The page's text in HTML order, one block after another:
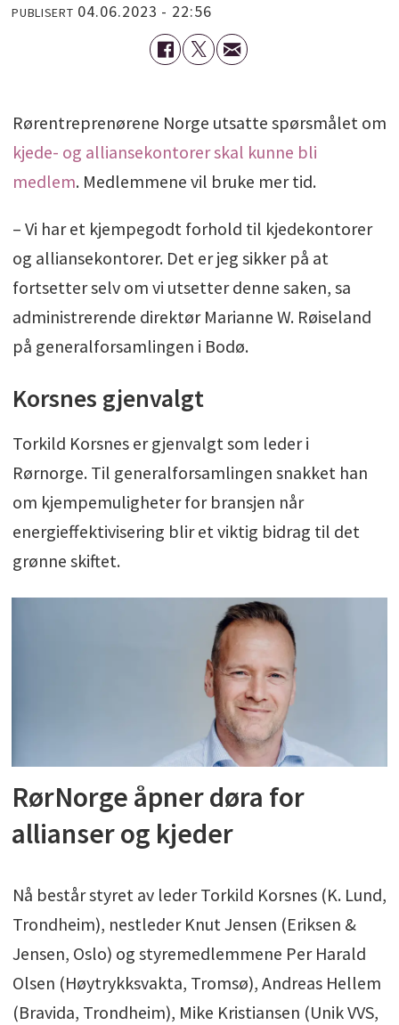
PUBLISERT 04.06.2023 - 22:56
Rørentreprenørene Norge utsatte spørsmålet om
kjede- og alliansekontorer skal kunne bli
medlem. Medlemmene vil bruke mer tid.
– Vi har et kjempegodt forhold til kjedekontorer
og alliansekontorer. Det er jeg sikker på at
fortsetter selv om vi utsetter denne saken, sa
administrerende direktør Marianne W. Røiseland
på generalforsamlingen i Bodø.
Korsnes gjenvalgt
Torkild Korsnes er gjenvalgt som leder i
Rørnorge. Til generalforsamlingen snakket han
om kjempemuligheter for bransjen når
energieffektivisering blir et viktig bidrag til det
grønne skiftet.
RørNorge åpner døra for
allianser og kjeder
Nå består styret av leder Torkild Korsnes (K. Lund,
Trondheim), nestleder Knut Jensen (Eriksen &
Jensen, Oslo) og styremedlemmene Per Harald
Olsen (Høytrykksvakta, Tromsø), Andreas Hellem
(Bravida, Trondheim), Mike Kristiansen (Unik VVS,